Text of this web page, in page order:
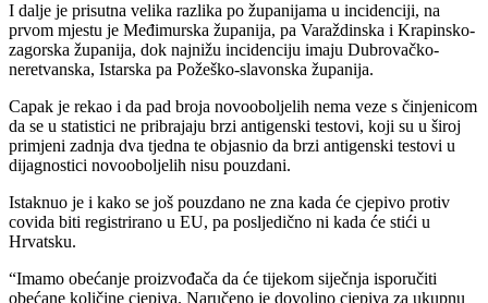
I dalje je prisutna velika razlika po županijama u incidenciji, na
prvom mjestu je Međimurska županija, pa Varaždinska i Krapinsko-
zagorska županija, dok najnižu incidenciju imaju Dubrovačko-
neretvanska, Istarska pa Požeško-slavonska županija.
Capak je rekao i da pad broja novooboljelih nema veze s činjenicom
da se u statistici ne pribrajaju brzi antigenski testovi, koji su u široj
primjeni zadnja dva tjedna te objasnio da brzi antigenski testovi u
dijagnostici novooboljelih nisu pouzdani.
Istaknuo je i kako se još pouzdano ne zna kada će cjepivo protiv
covida biti registrirano u EU, pa posljedično ni kada će stići u
Hrvatsku.
“Imamo obećanje proizvođača da će tijekom siječnja isporučiti
obećane količine cjepiva. Naručeno je dovoljno cjepiva za ukupnu